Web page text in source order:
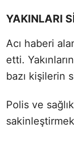
YAKINLARI
Acı haberi
etti.
bazı kişilerin
Polis ve